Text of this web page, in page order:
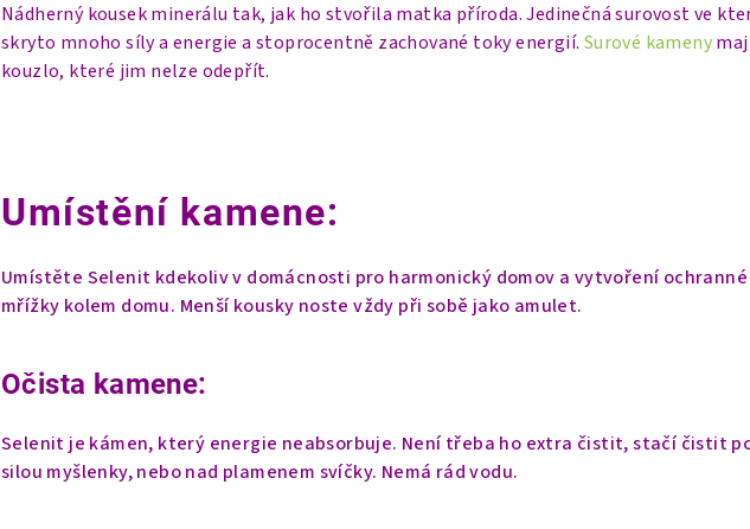
Nádherný kousek minerálu tak, jak ho stvořila matka příroda. Jedinečná surovost ve
skryto mnoho síly a energie a stoprocentně zachované toky energií. Surové kameny
kouzlo, které jim nelze odepřít.
Umístění kamene:
Umístěte Selenit kdekoliv v domácnosti pro harmonický domov a vytvoření ochranné
mřížky kolem domu. Menší kousky noste vždy při sobě jako amulet.
Očista kamene:
Selenit je kámen, který energie neabsorbuje. Není třeba ho extra čistit, stačí čistit
silou myšlenky, nebo nad plamenem svíčky. Nemá rád vodu.